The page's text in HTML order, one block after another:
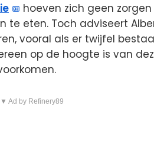
hoeven zich geen
te eten. Toch adviseert
vooral als er twijfel
op de hoogte is van
▼ Ad by Refinery89